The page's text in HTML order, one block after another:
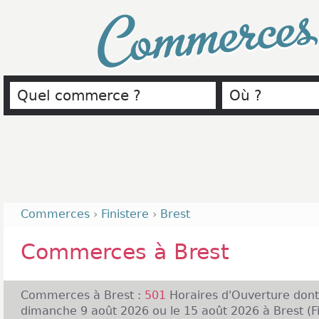
Commerces › Finistere › Brest
Commerces à Brest
Commerces à Brest : 501 Horaires d'Ouverture
dimanche 9 août 2026 ou le 15 août 2026 à Brest